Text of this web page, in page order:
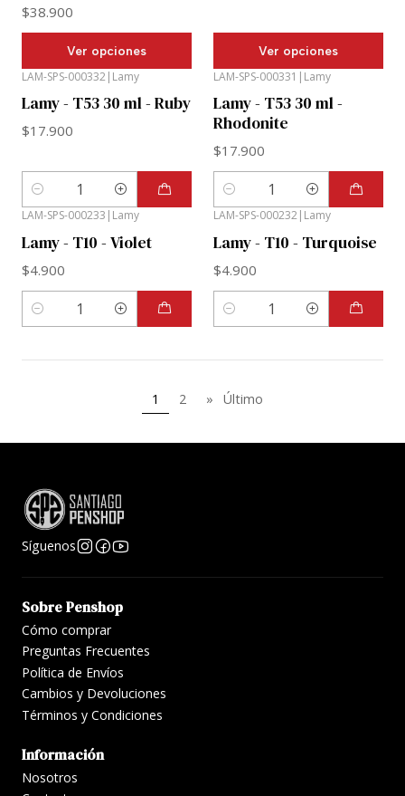
$38.900
Ver opciones Ver opciones
LAM-SPS-000332| Lamy
Lamy - T53 30 ml - Ruby
$17.900
Cantidad
LAM-SPS-000331 | Lamy
Lamy - T53 30 ml -
Rhodonite
$17.900
Cantidad
LAM-SPS-000233 Lamy
Lamy - T10 - Violet
$4.900
Cantidad
LAM-SPS-000232 Lamy
Lamy - T10 - Turquoise
$4.900
Cantidad
1 2 » Último
Síguenos
Sobre Penshop
Cómo comprar
Preguntas Frecuentes
Política de Envíos
Cambios y Devoluciones
Términos y Condiciones
Información
Nosotros